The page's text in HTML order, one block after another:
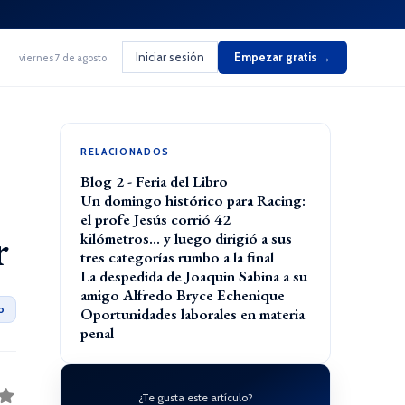
viernes 7 de agosto Iniciar sesión Empezar gratis →
RELACIONADOS
Blog 2 - Feria del Libro
Un domingo histórico para Racing:
el profe Jesús corrió 42
kilómetros… y luego dirigió a sus
tres categorías rumbo a la final
La despedida de Joaquin Sabina a su
amigo Alfredo Bryce Echenique
Oportunidades laborales en materia
penal
¿Te gusta este artículo?